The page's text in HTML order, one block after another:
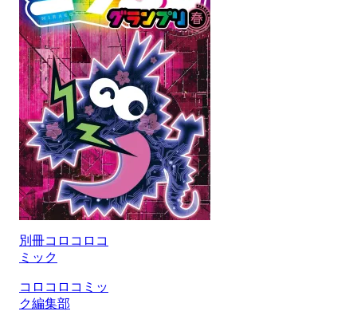
別冊コロコロコ
ミック
コロコロコミッ
ク編集部